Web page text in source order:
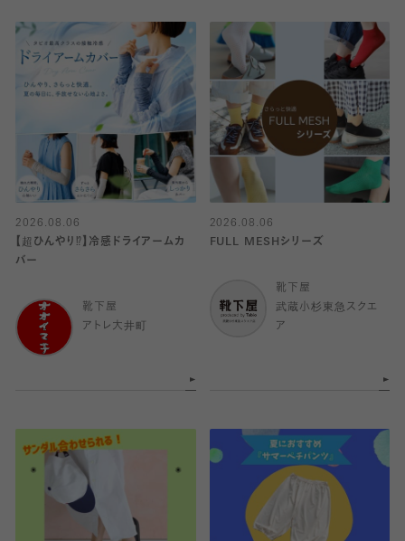
2026.08.06
【超ひんやり⁉︎】冷感ドライアームカ
バー
靴下屋
アトレ大井町
2026.08.06
FULL MESHシリーズ
靴下屋
武蔵小杉東急スクエ
ア